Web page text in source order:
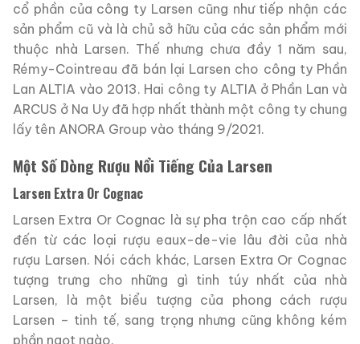
cổ phần của công ty Larsen cũng như tiếp nhận các
sản phẩm cũ và là chủ sở hữu của các sản phẩm mới
thuộc nhà Larsen. Thế nhưng chưa đầy 1 năm sau,
Rémy-Cointreau đã bán lại Larsen cho công ty Phần
Lan ALTIA vào 2013. Hai công ty ALTIA ở Phần Lan và
ARCUS ở Na Uy đã hợp nhất thành một công ty chung
lấy tên ANORA Group vào tháng 9/2021.
Một Số Dòng Rượu Nổi Tiếng Của Larsen
Larsen Extra Or Cognac
Larsen Extra Or Cognac là sự pha trộn cao cấp nhất
đến từ các loại rượu eaux-de-vie lâu đời của nhà
rượu Larsen. Nói cách khác, Larsen Extra Or Cognac
tượng trưng cho những gì tinh túy nhất của nhà
Larsen, là một biểu tượng của phong cách rượu
Larsen – tinh tế, sang trọng nhưng cũng không kém
phần ngọt ngào.